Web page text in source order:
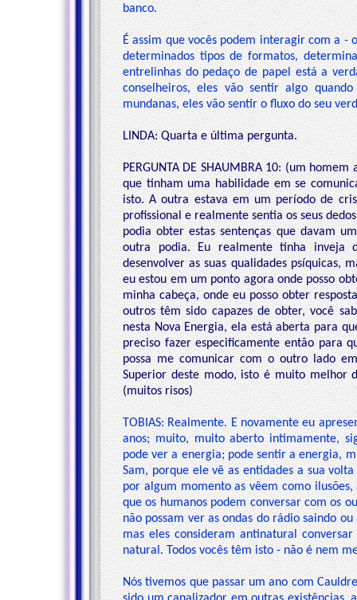
banco.
É assim que vocês podem interagir com a -
determinados tipos de formatos,
entrelinhas do pedaço de papel está a
conselheiros, eles vão sentir algo
mundanas, eles vão sentir o fluxo do seu
LINDA: Quarta e última pergunta.
PERGUNTA DE SHAUMBRA 10: (um
que tinham uma habilidade em se
isto. A outra estava em um período de
profissional e realmente sentia os seus
podia obter estas sentenças que davam
outra podia. Eu realmente tinha inveja
desenvolver as suas qualidades psíquicas,
eu estou em um ponto agora onde posso
minha cabeça, onde eu posso obter
outros têm sido capazes de obter, você
nesta Nova Energia, ela está aberta para
preciso fazer especificamente então para
possa me comunicar com o outro lado
Superior deste modo, isto é muito melhor
(muitos risos)
TOBIAS: Realmente. E novamente eu
anos; muito, muito aberto intimamente,
pode ver a energia; pode sentir a energia,
Sam, porque ele vê as entidades a sua
por algum momento as vêem como
que os humanos podem conversar com os
não possam ver as ondas do rádio saindo
mas eles consideram antinatural
natural. Todos vocês têm isto - não é nem
Nós tivemos que passar um ano com